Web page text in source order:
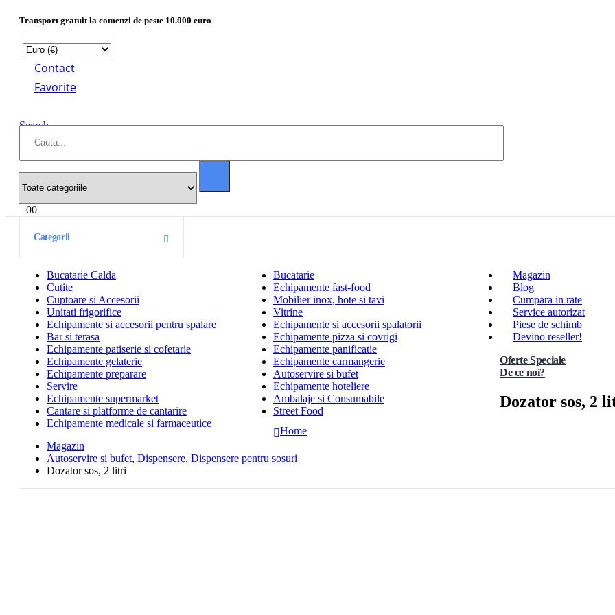
Transport gratuit la comenzi de peste 10.000 euro
Contact
Favorite
Search
00
Categorii
Bucatarie Calda
Bucatarie
Cutite
Echipamente fast-food
Cuptoare si Accesorii
Mobilier inox, hote si tavi
Unitati frigorifice
Vitrine
Echipamente si accesorii pentru spalare
Echipamente si accesorii spalatorii
Bar si terasa
Echipamente pizza si covrigi
Echipamente patiserie si cofetarie
Echipamente panificatie
Echipamente gelaterie
Echipamente carmangerie
Echipamente preparare
Autoservire si bufet
Servire
Echipamente hoteliere
Echipamente supermarket
Ambalaje si Consumabile
Cantare si platforme de cantarire
Street Food
Echipamente medicale si farmaceutice
Magazin
Blog
Cumpara in rate
Service autorizat
Piese de schimb
Devino reseller!
Oferte Speciale
De ce noi?
Dozator sos, 2
Home
Magazin
Autoservire si bufet, Dispensere, Dispensere pentru sosuri
Dozator sos, 2 litri